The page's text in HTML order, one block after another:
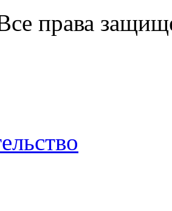
права